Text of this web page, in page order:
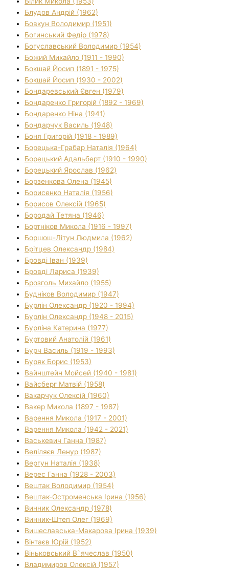
Блудов Андрій (1962)
Бовкун Володимир (1951)
Богинський Федір (1978)
Богуславський Володимир (1954)
Божий Михайло (1911 - 1990)
Бокшай Йосип (1891 - 1975)
Бокшай Йосип (1930 - 2002)
Бондаревський Євген (1979)
Бондаренко Григорій (1892 - 1969)
Бондаренко Ніна (1941)
Бондарчук Василь (1948)
Боня Григорій (1918 - 1989)
Борецька-Грабар Наталія (1964)
Борецький Адальберт (1910 - 1990)
Борецький Ярослав (1962)
Борзенкова Олена (1945)
Борисенко Наталія (1956)
Борисов Олексій (1965)
Бородай Тетяна (1946)
Бортніков Микола (1916 - 1997)
Боршош-Літун Людмила (1962)
Брітцев Олександр (1984)
Бровді Іван (1939)
Бровді Лариса (1939)
Брозголь Михайло (1955)
Будніков Володимир (1947)
Бурлін Олександр (1920 - 1994)
Бурлін Олександр (1948 - 2015)
Бурліна Катерина (1977)
Буртовий Анатолій (1961)
Бурч Василь (1919 - 1993)
Буряк Борис (1953)
Вайнштейн Мойсей (1940 - 1981)
Вайсберг Матвій (1958)
Вакарчук Олексій (1960)
Вакер Микола (1897 - 1987)
Варення Микола (1917 - 2001)
Варення Микола (1942 - 2021)
Васькевич Ганна (1987)
Веліляєв Ленур (1987)
Вергун Наталія (1938)
Верес Ганна (1928 - 2003)
Вештак Володимир (1954)
Вештак-Остроменська Ірина (1956)
Винник Олександр (1978)
Винник-Штеп Олег (1969)
Вишеславська-Макарова Ірина (1939)
Вінтаєв Юрій (1952)
Віньковський В`ячеслав (1950)
Владимиров Олексій (1957)